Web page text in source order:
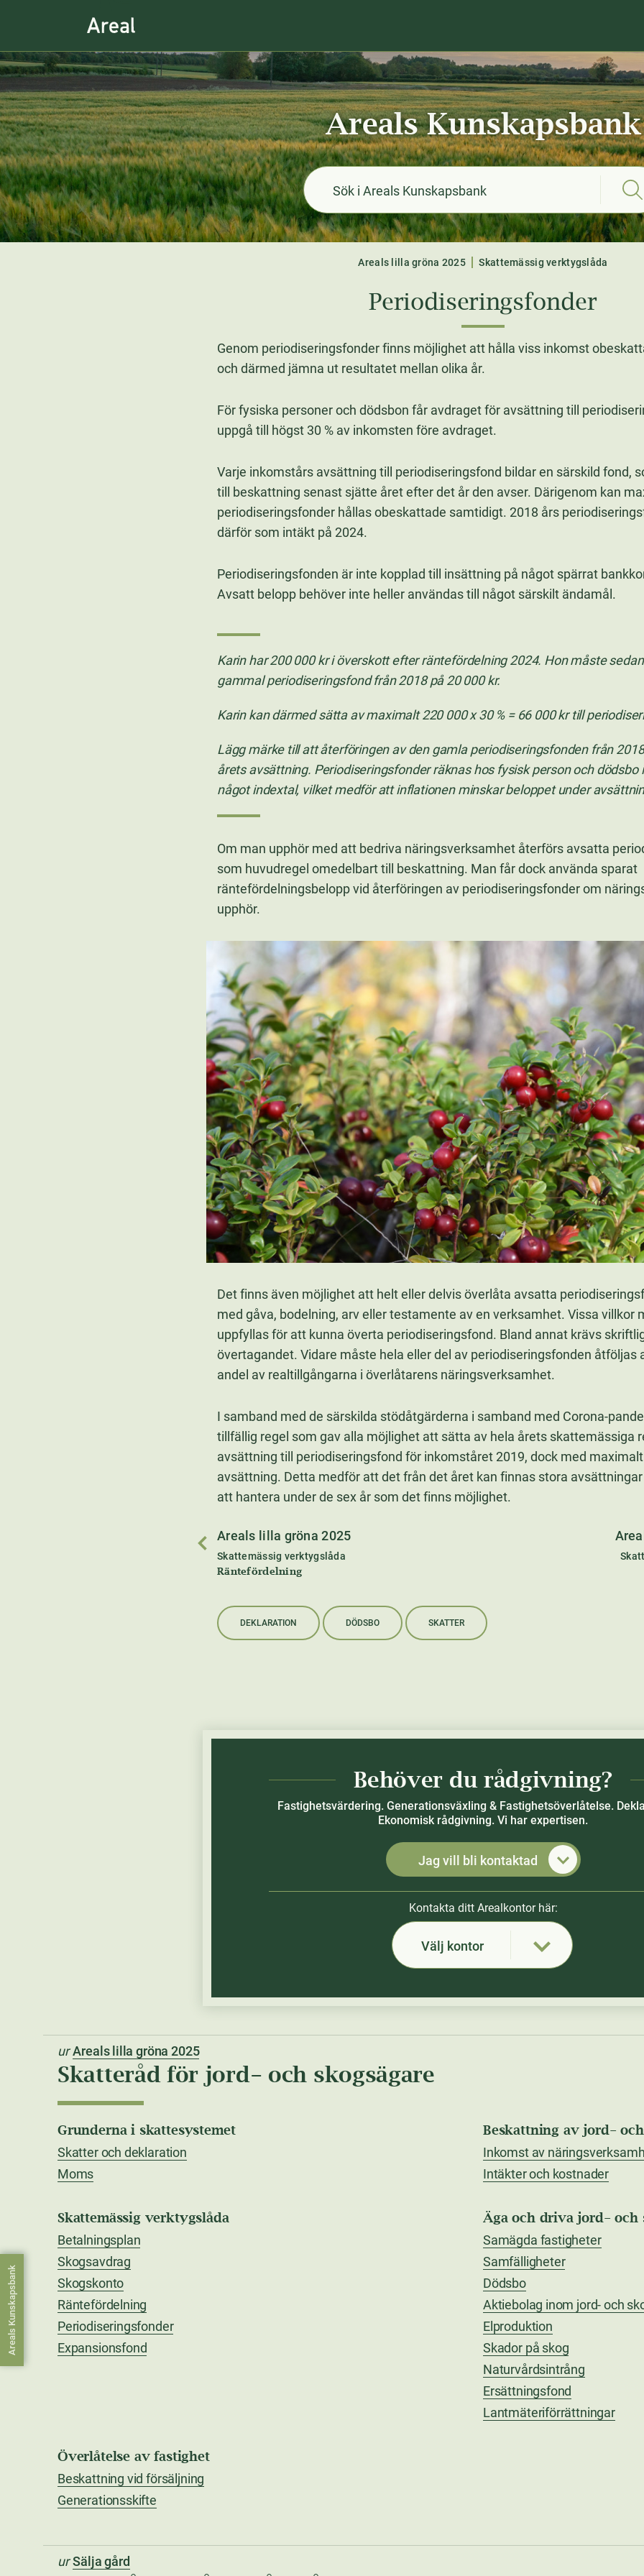
Areals Kunskapsbank
Areals lilla gröna 2025 Skattemässig verktygslåda
Periodiseringsfonder
Genom periodiseringsfonder finns möjlighet att hålla viss inkomst
och därmed jämna ut resultatet mellan olika år.
För fysiska personer och dödsbon får avdraget för avsättning till
uppgå till högst 30 % av inkomsten före avdraget.
Varje inkomstårs avsättning till periodiseringsfond bildar en särskild fond,
till beskattning senast sjätte året efter det år den avser. Därigenom kan
periodiseringsfonder hållas obeskattade samtidigt. 2018 års
därför som intäkt på 2024.
Periodiseringsfonden är inte kopplad till insättning på något spärrat
Avsatt belopp behöver inte heller användas till något särskilt ändamål.
Karin har 200 000 kr i överskott efter räntefördelning 2024. Hon måste
gammal periodiseringsfond från 2018 på 20 000 kr.
Karin kan därmed sätta av maximalt 220 000 x 30 % = 66 000 kr till
Lägg märke till att återföringen av den gamla periodiseringsfonden från
årets avsättning. Periodiseringsfonder räknas hos fysisk person och dödsbo
något indextal, vilket medför att inflationen minskar beloppet under
Om man upphör med att bedriva näringsverksamhet återförs avsatta
som huvudregel omedelbart till beskattning. Man får dock använda sparat
räntefördelningsbelopp vid återföringen av periodiseringsfonder om
upphör.
Det finns även möjlighet att helt eller delvis överlåta avsatta
med gåva, bodelning, arv eller testamente av en verksamhet. Vissa villkor
uppfyllas för att kunna överta periodiseringsfond. Bland annat krävs
övertagandet. Vidare måste hela eller del av periodiseringsfonden åtföljas
andel av realtillgångarna i överlåtarens näringsverksamhet.
I samband med de särskilda stödåtgärderna i samband med Corona-
tillfällig regel som gav alla möjlighet att sätta av hela årets skattemässiga
avsättning till periodiseringsfond för inkomståret 2019, dock med
avsättning. Detta medför att det från det året kan finnas stora
att hantera under de sex år som det finns möjlighet.
Areals lilla gröna 2025
Skattemässig verktygslåda
Räntefördelning
DEKLARATION DÖDSBO SKATTER
Areals Kunskapsbank
Behöver du rådgivning?
Fastighetsvärdering. Generationsväxling & Fastighetsöverlåtelse.
Ekonomisk rådgivning. Vi har expertisen.
Jag vill bli kontaktad
Kontakta ditt Arealkontor här:
Välj kontor
ur Areals lilla gröna 2025
Skatteråd för jord- och skogsägare
Grunderna i skattesystemet
Skatter och deklaration
Moms
Beskattning av jord-
Inkomst av
Intäkter och kostnader
Skattemässig verktygslåda
Betalningsplan
Skogsavdrag
Skogskonto
Räntefördelning
Periodiseringsfonder
Expansionsfond
Äga och driva jord- och
Samägda fastigheter
Samfälligheter
Dödsbo
Aktiebolag inom jord- och
Elproduktion
Skador på skog
Naturvårdsintrång
Ersättningsfond
Lantmäteriförrättningar
Överlåtelse av fastighet
Beskattning vid försäljning
Generationsskifte
ur Sälja gård